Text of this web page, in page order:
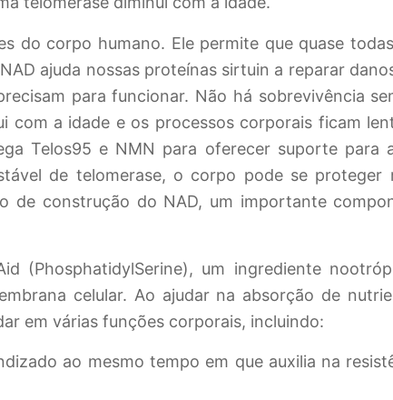
do corpo humano. Ele permite que quase
ajuda nossas proteínas sirtuin a reparar
para funcionar. Não há sobrevivência
com a idade e os processos corporais ficam
Telos95 e NMN para oferecer suporte
de telomerase, o corpo pode se
de construção do NAD, um importante
(PhosphatidylSerine), um ingrediente
celular. Ao ajudar na absorção de
em várias funções corporais, incluindo:
ao mesmo tempo em que auxilia na